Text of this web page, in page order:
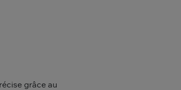
grâce au